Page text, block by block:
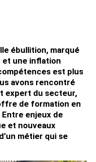
ébullition, marqué
et une inflation
est plus
avons rencontré
expert du secteur,
de formation en
Entre enjeux de
et nouveaux
métier qui se